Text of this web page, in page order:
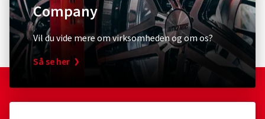
Company
Vil du vide mere om virksomheden og om os?
Så se her